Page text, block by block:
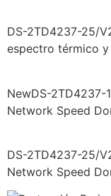
DS-2TD4237-25/
espectro térmico
NewDS-2TD4237-
Network Speed
DS-2TD4237-25/
Network Speed